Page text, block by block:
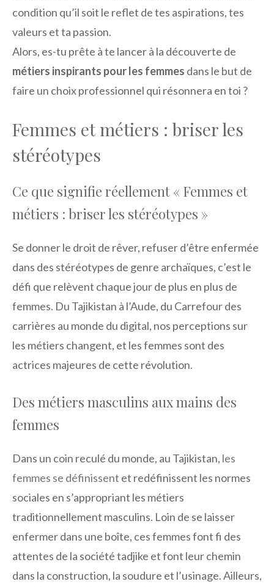
condition qu’il soit le reflet de tes aspirations, tes
valeurs et ta passion.
Alors, es-tu prête à te lancer à la découverte de
métiers inspirants pour les femmes dans le but de
faire un choix professionnel qui résonnera en toi ?
Femmes et métiers : briser les
stéréotypes
Ce que signifie réellement « Femmes et
métiers : briser les stéréotypes »
Se donner le droit de rêver, refuser d’être enfermée
dans des stéréotypes de genre archaïques, c’est le
défi que relèvent chaque jour de plus en plus de
femmes. Du Tajikistan à l’Aude, du Carrefour des
carrières au monde du digital, nos perceptions sur
les métiers changent, et les femmes sont des
actrices majeures de cette révolution.
Des métiers masculins aux mains des
femmes
Dans un coin reculé du monde, au Tajikistan, les
femmes se définissent et redéfinissent les normes
sociales en s’appropriant les métiers
traditionnellement masculins. Loin de se laisser
enfermer dans une boîte, ces femmes font fi des
attentes de la société tadjike et font leur chemin
dans la construction, la soudure et l’usinage. Ailleurs,